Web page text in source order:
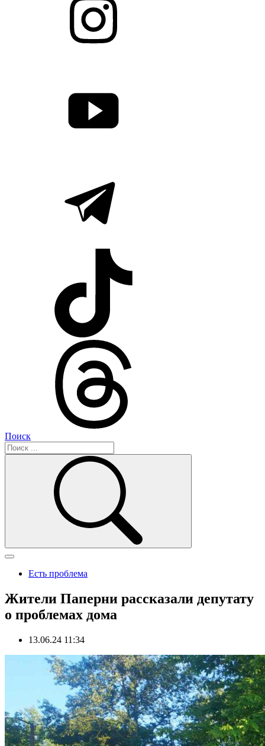
Поиск
Есть проблема
Жители Паперни рассказали депутату
о проблемах дома
13.06.24 11:34